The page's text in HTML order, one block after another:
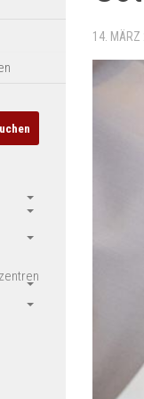
14. MÄRZ